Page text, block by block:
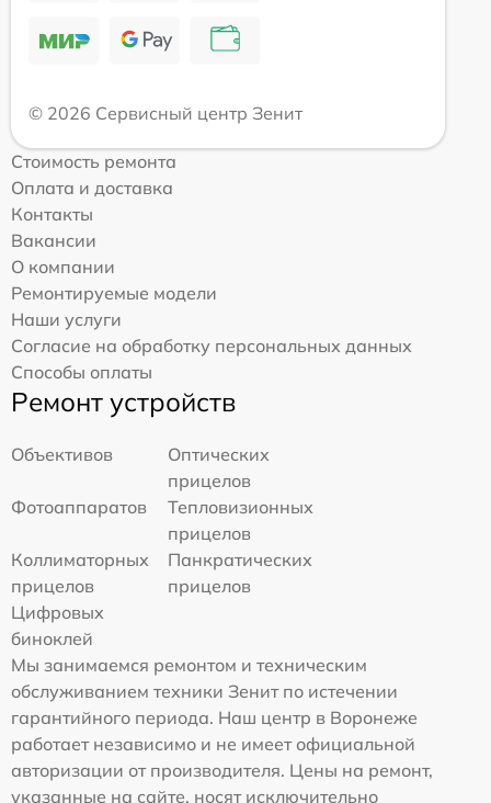
© 2026 Сервисный центр Зенит
Стоимость ремонта
Оплата и доставка
Контакты
Вакансии
О компании
Ремонтируемые модели
Наши услуги
Согласие на обработку персональных данных
Способы оплаты
Ремонт устройств
Объективов
Оптических
прицелов
Фотоаппаратов
Тепловизионных
прицелов
Коллиматорных
прицелов
Панкратических
прицелов
Цифровых
биноклей
Мы занимаемся ремонтом и техническим
обслуживанием техники Зенит по истечении
гарантийного периода. Наш центр в Воронеже
работает независимо и не имеет официальной
авторизации от производителя. Цены на ремонт,
указанные на сайте, носят исключительно